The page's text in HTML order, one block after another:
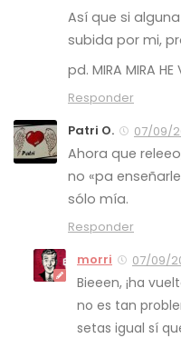
Así que si
subida por mi,
pd. MIRA MIRA HE
Responder
Patri O.
07/09/
Ahora que
no «pa
sólo mía.
Responder
morri
07/09/
Bieeen, ¡ha
no es tan
setas igual sí